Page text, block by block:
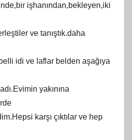
işhanından,bekleyen,iki
ve tanıştık.daha
idi ve laflar belden aşağıya
yakınına
karşı çıktılar ve hep